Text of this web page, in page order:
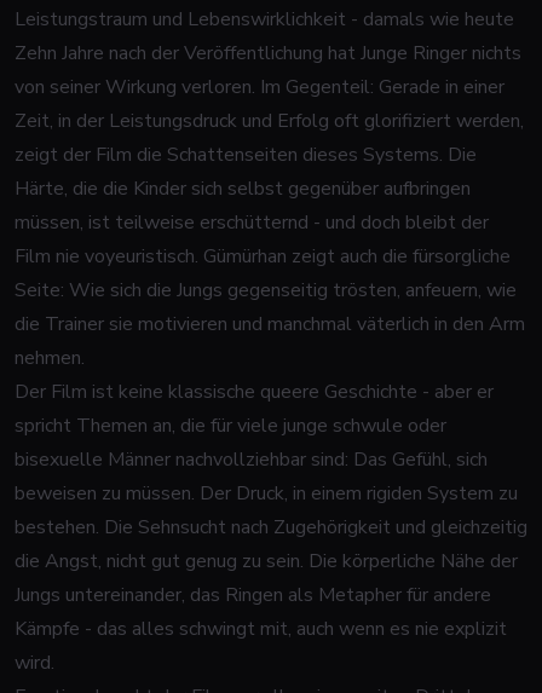
Leistungstraum und Lebenswirklichkeit - damals wie heute
Zehn Jahre nach der Veröffentlichung hat Junge Ringer nichts
von seiner Wirkung verloren. Im Gegenteil: Gerade in einer
Zeit, in der Leistungsdruck und Erfolg oft glorifiziert werden,
zeigt der Film die Schattenseiten dieses Systems. Die
Härte, die die Kinder sich selbst gegenüber aufbringen
müssen, ist teilweise erschütternd - und doch bleibt der
Film nie voyeuristisch. Gümürhan zeigt auch die fürsorgliche
Seite: Wie sich die Jungs gegenseitig trösten, anfeuern, wie
die Trainer sie motivieren und manchmal väterlich in den Arm
nehmen.
Der Film ist keine klassische queere Geschichte - aber er
spricht Themen an, die für viele junge schwule oder
bisexuelle Männer nachvollziehbar sind: Das Gefühl, sich
beweisen zu müssen. Der Druck, in einem rigiden System zu
bestehen. Die Sehnsucht nach Zugehörigkeit und gleichzeitig
die Angst, nicht gut genug zu sein. Die körperliche Nähe der
Jungs untereinander, das Ringen als Metapher für andere
Kämpfe - das alles schwingt mit, auch wenn es nie explizit
wird.